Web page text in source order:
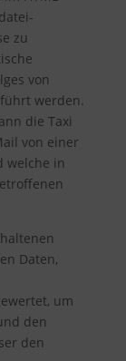
zu
von
werden.
die Taxi
von einer
welche in
Daten,
um
den
den